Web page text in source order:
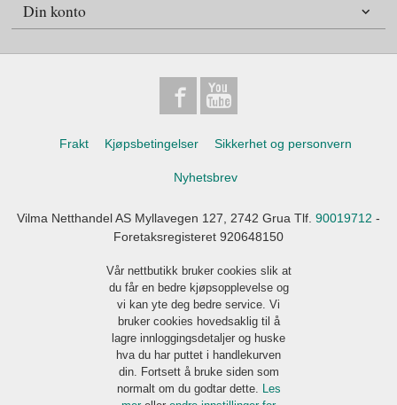
Din konto
Frakt Kjøpsbetingelser Sikkerhet og personvern
Nyhetsbrev
Vilma Netthandel AS Myllavegen 127, 2742 Grua Tlf. 90019712 -
Foretaksregisteret 920648150
Vår nettbutikk bruker cookies slik at
du får en bedre kjøpsopplevelse og
vi kan yte deg bedre service. Vi
bruker cookies hovedsaklig til å
lagre innloggingsdetaljer og huske
hva du har puttet i handlekurven
din. Fortsett å bruke siden som
normalt om du godtar dette.
Les